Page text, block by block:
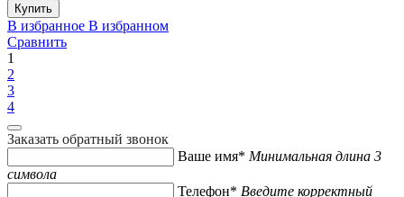
Купить
В избранное В избранном
Сравнить
1
2
3
4
Заказать обратный звонок
Ваше имя* Минимальная длина 3
символа
Телефон* Введите корректный